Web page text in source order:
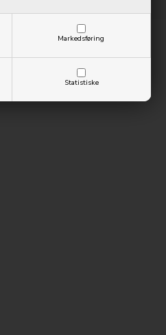
Markedsføring
Statistiske